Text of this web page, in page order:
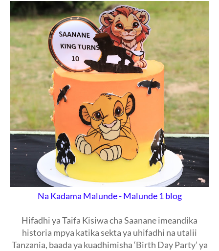
Na Kadama Malunde - Malunde 1 blog
Hifadhi ya Taifa Kisiwa cha Saanane imeandika
historia mpya katika sekta ya uhifadhi na utalii
Tanzania, baada ya kuadhimisha ‘Birth Day Party’ ya